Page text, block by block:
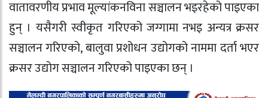
वातावरणीय प्रभाव मूल्यांकनविना सञ्चालन भइरहेको पाइएका
हुन् । यसैगरी स्वीकृत गरिएको जग्गामा नभइ अन्यत्र क्रसर
सञ्चालन गरिएको, बालुवा प्रशोधन उद्योगको नाममा दर्ता भएर
क्रसर उद्योग सञ्चालन गरिएको पाइएका छन् ।